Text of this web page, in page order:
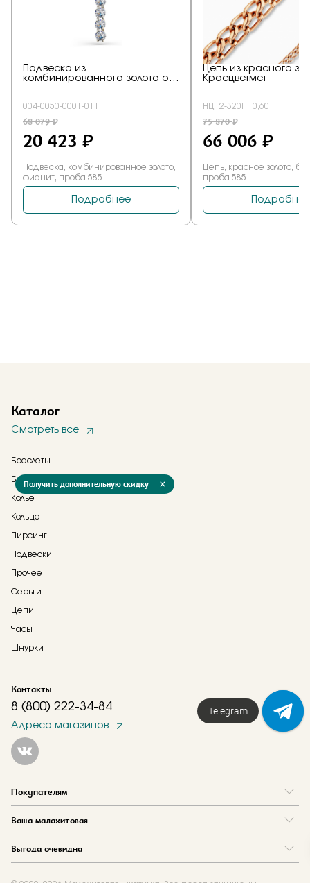
Каталог
Смотреть все
Браслеты
Брошь
Колье
Кольца
Пирсинг
Подвески
Прочее
Серьги
Цепи
Часы
Шнурки
Контакты
8 (800) 222-34-84
Адреса магазинов
Покупателям
Ваша малахитовая
Где купить
Выгода очевидна
Получить дополнительную скидку
Telegram